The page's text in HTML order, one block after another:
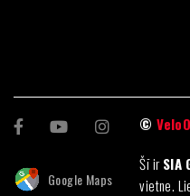
Google Maps
©
Šī irSIA
vietne.